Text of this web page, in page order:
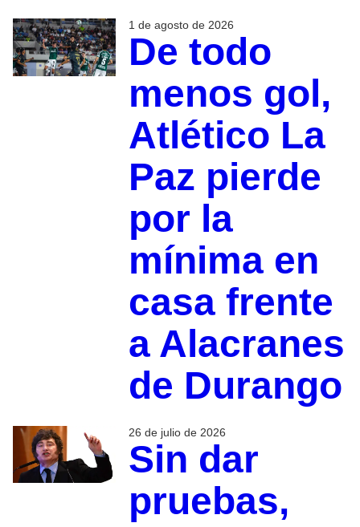
1 de agosto de 2026
De todo
menos gol,
Atlético La
Paz pierde
por la
mínima en
casa frente
a Alacranes
de Durango
26 de julio de 2026
Sin dar
pruebas,